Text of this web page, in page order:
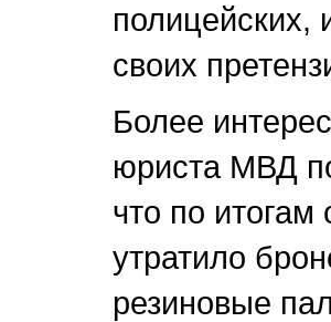
полицейских,
своих
Более
юриста МВД
что по
утратило
резиновые